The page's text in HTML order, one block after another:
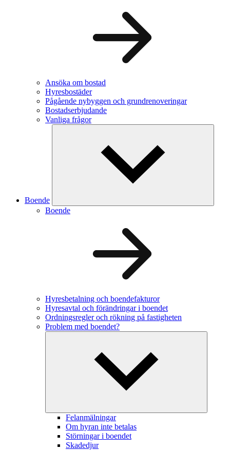
Ansöka om bostad
Hyresbostäder
Pågående nybyggen och grundrenoveringar
Bostadserbjudande
Vanliga frågor
Boende
Boende
Hyresbetalning och boendefakturor
Hyresavtal och förändringar i boendet
Ordningsregler och rökning på fastigheten
Problem med boendet?
Felanmälningar
Om hyran inte betalas
Störningar i boendet
Skadedjur